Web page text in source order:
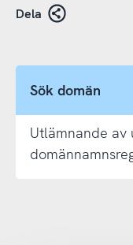
Dela
Sök domän
Utlämnande